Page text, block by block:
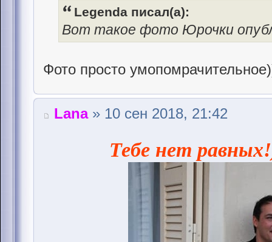
Legenda писал(а):
Вот такое фото Юрочки
Фото просто
Lana» 10 сен 2018, 21:42
Тебе нет